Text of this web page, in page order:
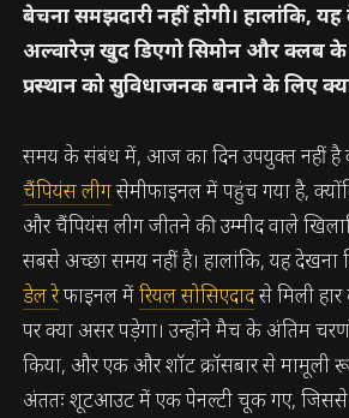
बेचना समझदारी नहीं होगी। हालांकि,
अल्वारेज़ खुद डिएगो सिमोन और क्लब
प्रस्थान को सुविधाजनक बनाने के लिए
समय के संबंध में, आज का दिन उपयुक्त नहीं है
चैंपियंस लीगसेमीफाइनल में पहुंच गया है,
और चैंपियंस लीग जीतने की उम्मीद वाले
सबसे अच्छा समय नहीं है। हालांकि, यह देखना
डेल रेफाइनल मेंरियल सोसिएदादसे मिली
पर क्या असर पड़ेगा। उन्होंने मैच के अंतिम
किया, और एक और शॉट क्रॉसबार से मामूली
अंततः शूटआउट में एक पेनल्टी चूक गए, जिससे